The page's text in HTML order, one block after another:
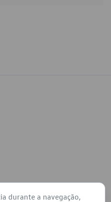
durante a navegação,